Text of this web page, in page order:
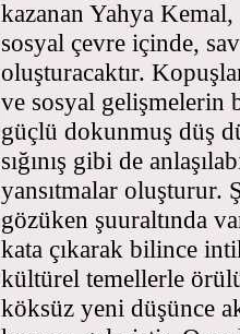
kazanan Yahya
sosyal çevre içinde,
oluşturacaktır.
ve sosyal gelişmelerin
güçlü dokunmuş düş
sığınış gibi de
yansıtmalar oluşturur.
gözüken şuuraltında
kata çıkarak bilince
kültürel temellerle
köksüz yeni düşünce